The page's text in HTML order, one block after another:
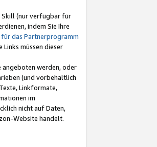
Skill (nur verfügbar für
indem Sie Ihre
das Partnerprogramm
müssen dieser
angeboten werden, oder
(und vorbehaltlich
Linkformate,
im
nicht auf Daten,
Website handelt.